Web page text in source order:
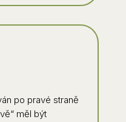
po pravé straně
měl být